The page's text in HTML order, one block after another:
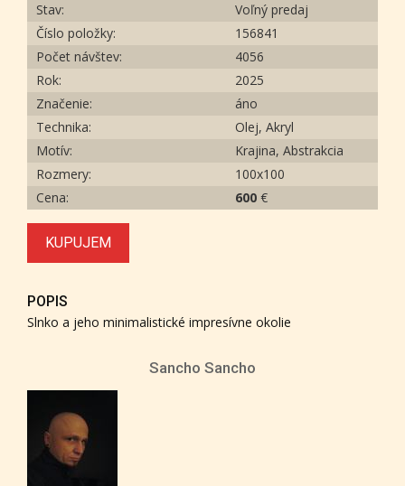
Stav:
Voľný predaj
Číslo položky:
156841
Počet návštev:
4056
Rok:
2025
Značenie:
áno
Technika:
Olej, Akryl
Motív:
Krajina, Abstrakcia
Rozmery:
100x100
Cena:
600 €
KUPUJEM
POPIS
Slnko a jeho minimalistické impresívne okolie
Sancho Sancho